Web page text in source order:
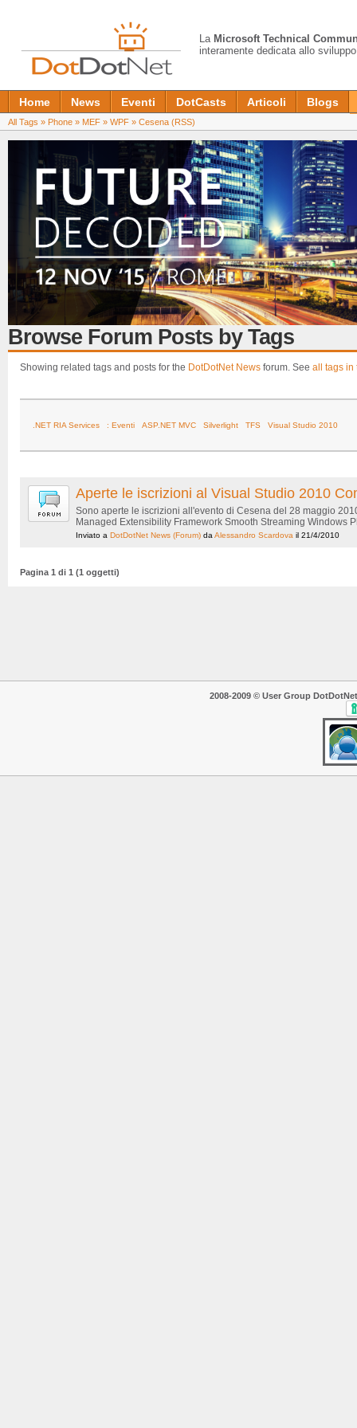
La Microsoft Technical
interamente dedicata allo
Home News Eventi DotCasts Articoli Blogs
All Tags » Phone » MEF » WPF » Cesena (RSS)
Browse Forum Posts by Tags
Showing related tags and posts for the DotDotNet News forum. See all tags in
.NET RIA Services : Eventi ASP.NET MVC Silverlight TFS Visual Studio 2010
Aperte le iscrizioni al Visual Studio 2010
Sono aperte le iscrizioni all'evento di Cesena del 28 maggio
Managed Extensibility Framework Smooth Streaming Windows
Inviato a DotDotNet News (Forum) daAlessandro Scardova il 21/4/2010
Pagina 1 di 1 (1 oggetti)
2008-2009 © User Group